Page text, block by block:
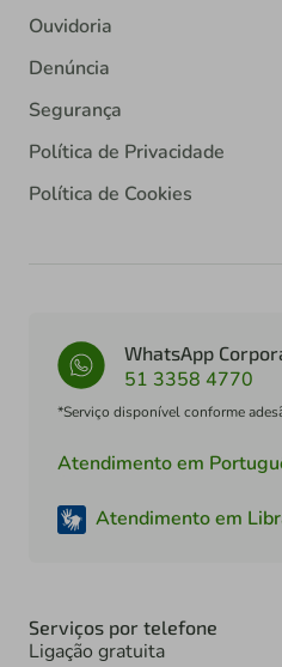
Ouvidoria
Denúncia
Segurança
Política de Privacidade
Política de Cookies
WhatsApp
51 3358 4770
*Serviço disponível conforme
Atendimento em
Atendimento em
Serviços por telefone
Ligação gratuita